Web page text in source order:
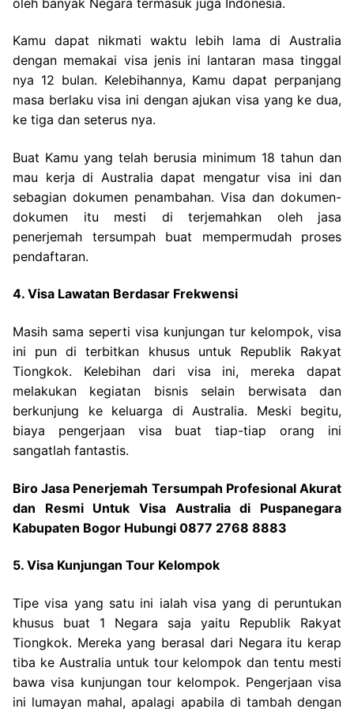
Kamu dapat nikmati waktu lebih lama di Australia
dengan memakai visa jenis ini lantaran masa tinggal
nya 12 bulan. Kelebihannya, Kamu dapat perpanjang
masa berlaku visa ini dengan ajukan visa yang ke dua,
ke tiga dan seterus nya.
Buat Kamu yang telah berusia minimum 18 tahun dan
mau kerja di Australia dapat mengatur visa ini dan
sebagian dokumen penambahan. Visa dan dokumen-
dokumen itu mesti di terjemahkan oleh jasa
penerjemah tersumpah buat mempermudah proses
pendaftaran.
4. Visa Lawatan Berdasar Frekwensi
Masih sama seperti visa kunjungan tur kelompok, visa
ini pun di terbitkan khusus untuk Republik Rakyat
Tiongkok. Kelebihan dari visa ini, mereka dapat
melakukan kegiatan bisnis selain berwisata dan
berkunjung ke keluarga di Australia. Meski begitu,
biaya pengerjaan visa buat tiap-tiap orang ini
sangatlah fantastis.
Biro Jasa Penerjemah Tersumpah Profesional Akurat
dan Resmi Untuk Visa Australia di Puspanegara
Kabupaten Bogor Hubungi 0877 2768 8883
5. Visa Kunjungan Tour Kelompok
Tipe visa yang satu ini ialah visa yang di peruntukan
khusus buat 1 Negara saja yaitu Republik Rakyat
Tiongkok. Mereka yang berasal dari Negara itu kerap
tiba ke Australia untuk tour kelompok dan tentu mesti
bawa visa kunjungan tour kelompok. Pengerjaan visa
ini lumayan mahal, apalagi apabila di tambah dengan